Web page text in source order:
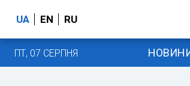
UA EN RU
ПТ, 07 СЕРПНЯ